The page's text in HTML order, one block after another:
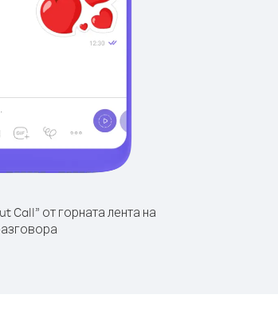
Call” от горната лента на